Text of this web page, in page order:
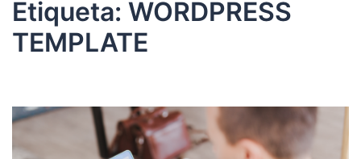
Etiqueta: WORDPRESS
TEMPLATE